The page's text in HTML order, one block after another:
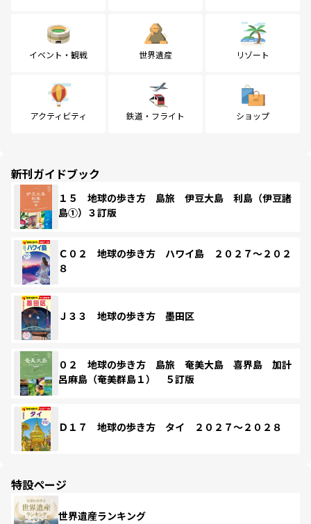
イベント・観戦 世界遺産 リゾート
アクティビティ 鉄道・フライト ショップ
新刊ガイドブック
１５ 地球の歩き方 島旅 伊豆大島 利島（伊豆諸
島①）３訂版
Ｃ０２ 地球の歩き方 ハワイ島 ２０２７～２０２
８
Ｊ３３ 地球の歩き方 墨田区
０２ 地球の歩き方 島旅 奄美大島 喜界島 加計
呂麻島（奄美群島１） ５訂版
Ｄ１７ 地球の歩き方 タイ ２０２７～２０２８
特設ページ
世界遺産ランキング